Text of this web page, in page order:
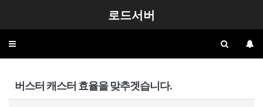
로드서버
Toggle
버스터 캐스터 효율을 맞추겟습니다.